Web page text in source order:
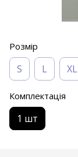
Розмір
S L XL
Комплектація
1 шт